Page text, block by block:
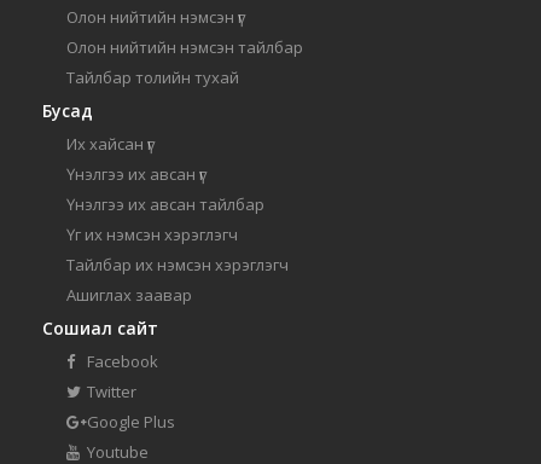
Олон нийтийн нэмсэн үг
Олон нийтийн нэмсэн тайлбар
Тайлбар толийн тухай
Бусад
Их хайсан үг
Үнэлгээ их авсан үг
Үнэлгээ их авсан тайлбар
Үг их нэмсэн хэрэглэгч
Тайлбар их нэмсэн хэрэглэгч
Ашиглах заавар
Сошиал сайт
Facebook
Twitter
Google Plus
Youtube